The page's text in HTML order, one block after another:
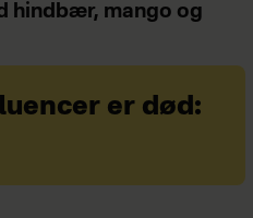
hindbær, mango og
er død: